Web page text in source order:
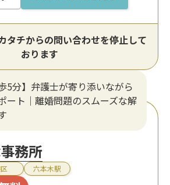
タチからの問い合わせを停止して
おります
5分】弁護士が寄り添いながら
ート｜離婚問題のスムーズな解
務所
六本木駅